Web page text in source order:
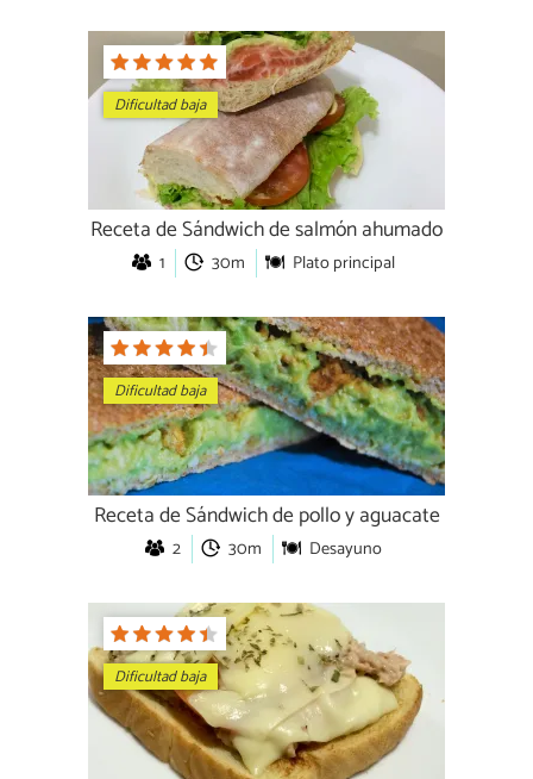
Dificultad baja
Receta de Sándwich de salmón ahumado
1 30m Plato principal
Dificultad baja
Receta de Sándwich de pollo y aguacate
2 30m Desayuno
Dificultad baja